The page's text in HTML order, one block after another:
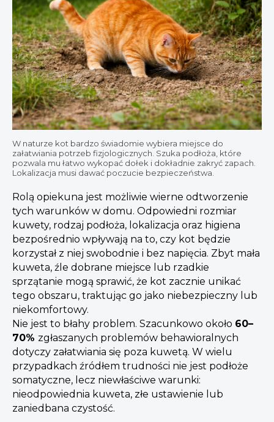
W naturze kot bardzo świadomie wybiera miejsce do
załatwiania potrzeb fizjologicznych. Szuka podłoża, które
pozwala mu łatwo wykopać dołek i dokładnie zakryć zapach.
Lokalizacja musi dawać poczucie bezpieczeństwa.
Rolą opiekuna jest możliwie wierne odtworzenie
tych warunków w domu. Odpowiedni rozmiar
kuwety, rodzaj podłoża, lokalizacja oraz higiena
bezpośrednio wpływają na to, czy kot będzie
korzystał z niej swobodnie i bez napięcia. Zbyt mała
kuweta, źle dobrane miejsce lub rzadkie
sprzątanie mogą sprawić, że kot zacznie unikać
tego obszaru, traktując go jako niebezpieczny lub
niekomfortowy.
Nie jest to błahy problem. Szacunkowo około 60–
70% zgłaszanych problemów behawioralnych
dotyczy załatwiania się poza kuwetą. W wielu
przypadkach źródłem trudności nie jest podłoże
somatyczne, lecz niewłaściwe warunki:
nieodpowiednia kuweta, złe ustawienie lub
zaniedbana czystość.